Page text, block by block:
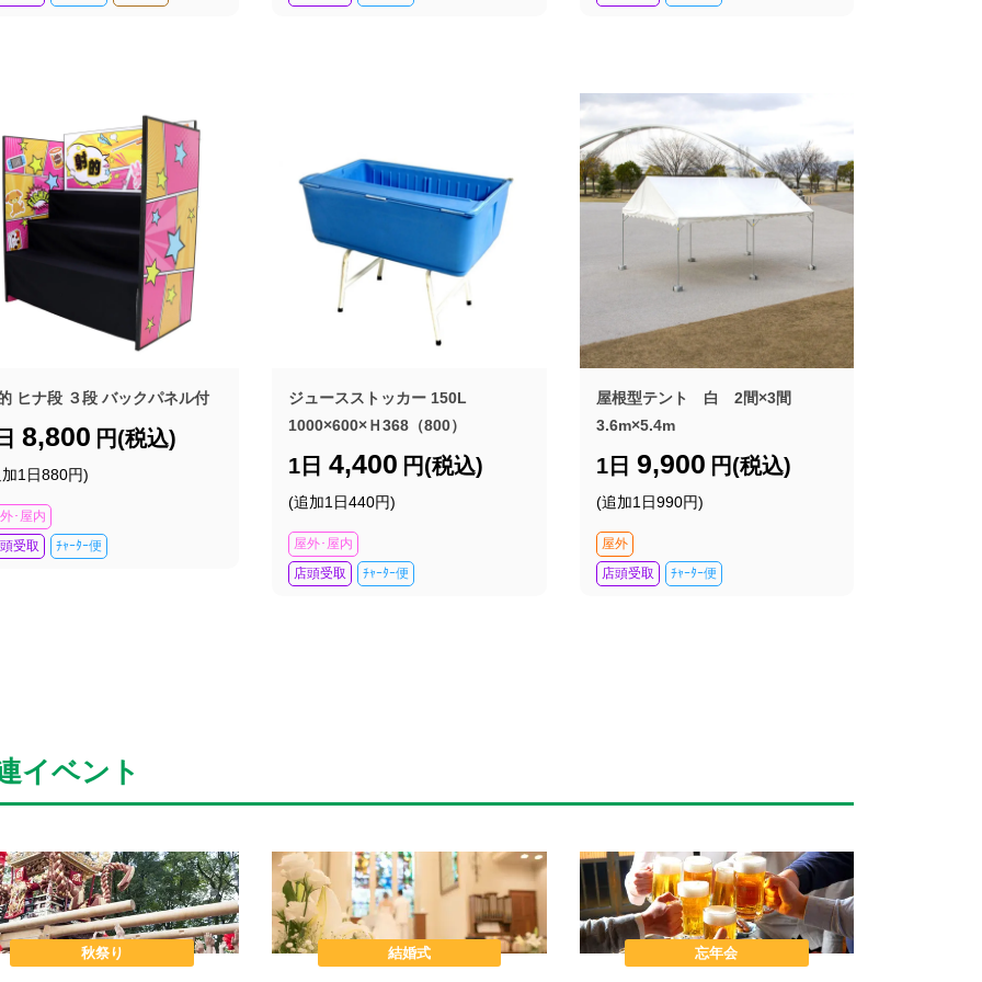
ヒナ段 ３段 バックパネル付
8,800 円(税込)
1日880円)
･屋内
受取
ﾁｬｰﾀｰ便
ジュースストッカー 150L
1000×600×Ｈ368（800）
1日4,400 円(税込)
(追加1日440円)
屋外･屋内
店頭受取
ﾁｬｰﾀｰ便
屋根型テント 白 2間×3間
3.6m×5.4m
1日 9,900 円(税込)
(追加1日990円)
屋外
店頭受取
ﾁｬｰﾀｰ便
イベント
秋祭り 結婚式 忘年会